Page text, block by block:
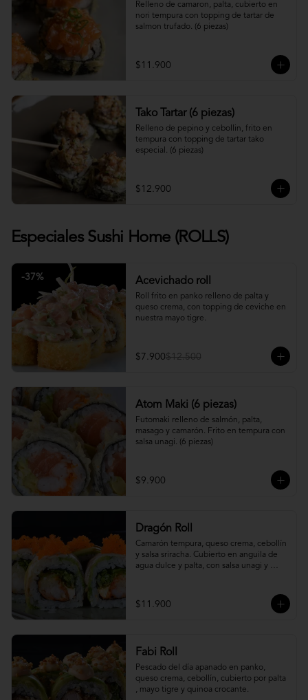
Relleno de camaron, palta, cubierto en
nori tempura con topping de tartar de
salmon trufado. (6 piezas)
$11.900
Tako Tartar (6 piezas)
Relleno de pepino y cebollin, frito en
tempura con topping de tartar tako
especial. (6 piezas)
$12.900
Especiales Sushi Home (ROLLS)
-37% Acevichado roll
Roll frito en panko relleno de palta y
queso crema, con topping de ceviche en
nuestra mayo tigre.
$7.900$12.500
Atom Maki (6 piezas)
Futomaki relleno de salmón, palta,
masago y camarón. Frito en tempura con
salsa unagi. (6 piezas)
$9.900
Dragón Roll
Camarón tempura, queso crema, cebollín
y salsa sriracha. Cubierto en anguila de
agua dulce y palta, con salsa unagi y
$11.900
Fabi Roll
Pescado del día apanado en panko,
queso crema, cebollín, cubierto por palta
, mayo tigre y quinoa crocante.